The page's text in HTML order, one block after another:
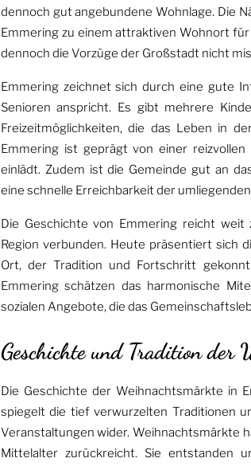
dennoch gut angebundene Wohnlage. Die
Emmering zu einem attraktiven Wohnort
dennoch die Vorzüge der Großstadt nicht
Emmering zeichnet sich durch eine gute
Senioren anspricht. Es gibt mehrere
Freizeitmöglichkeiten, die das Leben in
Emmering ist geprägt von einer
einlädt. Zudem ist die Gemeinde gut an
eine schnelle Erreichbarkeit der
Die Geschichte von Emmering reicht
Region verbunden. Heute präsentiert sich
Ort, der Tradition und Fortschritt
Emmering schätzen das harmonische
sozialen Angebote, die das
Geschichte und Tradition der
Die Geschichte der Weihnachtsmärkte in
spiegelt die tief verwurzelten Traditionen
Veranstaltungen wider. Weihnachtsmärkte
Mittelalter zurückreicht. Sie entstanden